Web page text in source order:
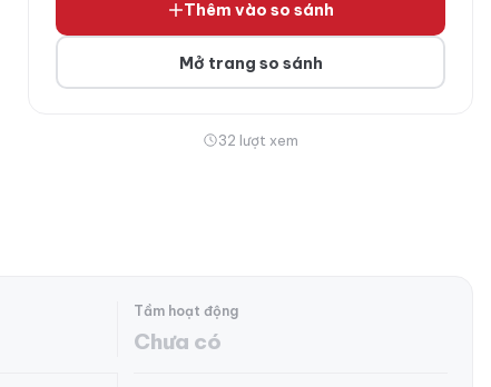
Thêm vào so sánh
Mở trang so sánh
32 lượt xem
Tầm hoạt động
Chưa có